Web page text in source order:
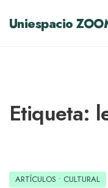
Uniespacio
Etiqueta:
ARTÍCULOS • CULTURAL